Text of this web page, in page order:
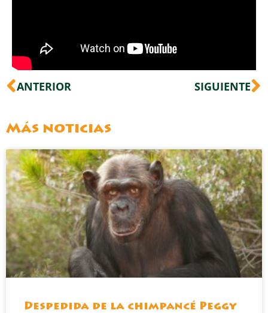
Ant
ANTERIOR SIGUIENTE
Más noticias
Despedida de la chimpancé Peggy